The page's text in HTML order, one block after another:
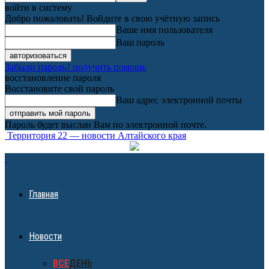
войти в систему
Добро пожаловать! Войдите в свою учётную запись
Ваше имя пользователя
Ваш пароль
Забыли пароль? получить помощь
восстановление пароля
Восстановите свой пароль
Ваш адрес электронной почты
Пароль будет выслан Вам по электронной почте.
Территория 22 — новости Алтайского края
Главная
Новости
ВСЕДЕНЬ